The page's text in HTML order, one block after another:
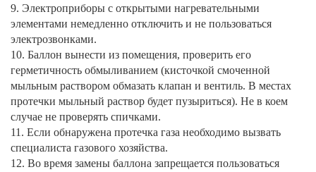
9. Электроприборы с открытыми нагревательными
элементами немедленно отключить и не пользоваться
электрозвонками.
10. Баллон вынести из помещения, проверить его
герметичность обмыливанием (кисточкой смоченной
мыльным раствором обмазать клапан и вентиль. В местах
протечки мыльный раствор будет пузыриться). Не в коем
случае не проверять спичками.
11. Если обнаружена протечка газа необходимо вызвать
специалиста газового хозяйства.
12. Во время замены баллона запрещается пользоваться